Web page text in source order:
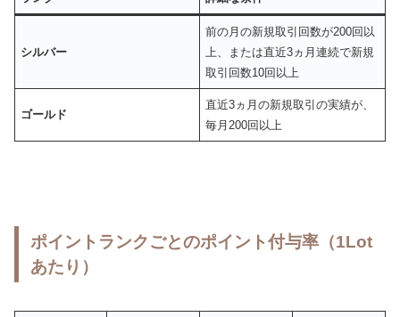
シルバー
前の月の新規取引回数が200回以
上、または直近3ヵ月連続で新規
取引回数10回以上
ゴールド
直近3ヵ月の新規取引の実績が、
毎月200回以上
ポイントランクごとのポイント付与率（1Lot
あたり）